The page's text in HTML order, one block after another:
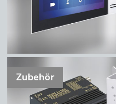
Zubehör